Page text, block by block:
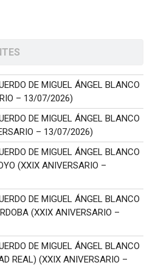
DE MIGUEL ÁNGEL BLANCO
– 13/07/2026)
DE MIGUEL ÁNGEL BLANCO
– 13/07/2026)
DE MIGUEL ÁNGEL BLANCO
(XXIX ANIVERSARIO –
DE MIGUEL ÁNGEL BLANCO
(XXIX ANIVERSARIO –
DE MIGUEL ÁNGEL BLANCO
REAL) (XXIX ANIVERSARIO –